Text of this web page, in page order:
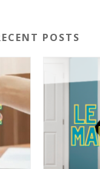
POSTS